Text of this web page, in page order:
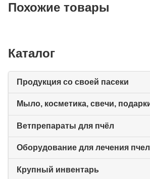
Похожие товары
Каталог
Продукция со своей пасеки
Ветпрепараты для пчёл
Оборудование для лечения пчел
Крупный инвентарь